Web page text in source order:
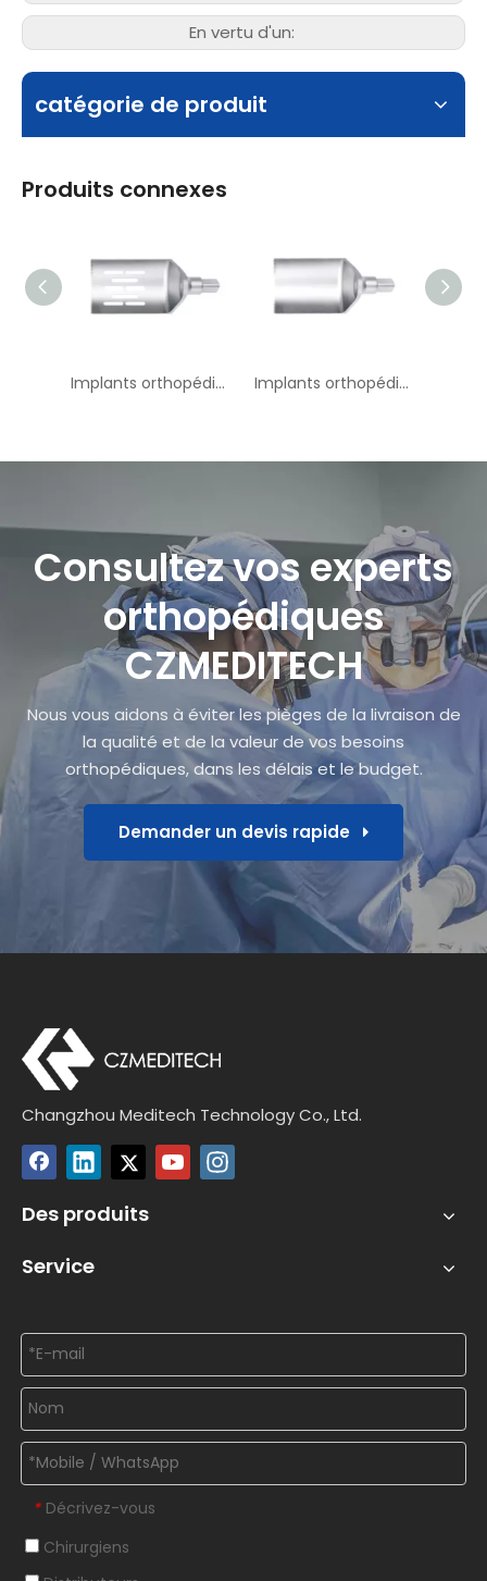
En vertu d'un:
catégorie de produit
Produits connexes
Implants orthopédiques TPLO SAW M-17 Saw Blade --- II Implants orthopédiques
Consultez vos experts
orthopédiques
CZMEDITECH
Nous vous aidons à éviter les pièges de la livraison de
la qualité et de la valeur de vos besoins
orthopédiques, dans les délais et le budget.
Demander un devis rapide
Changzhou Meditech Technology Co., Ltd.
Des produits
Service
* Décrivez-vous
Chirurgiens